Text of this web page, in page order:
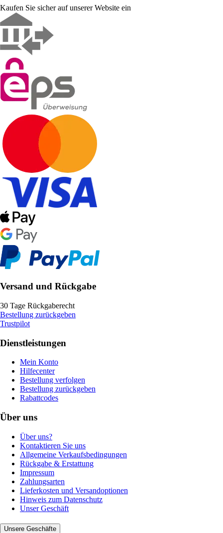
Kaufen Sie sicher auf unserer Website ein
Versand und Rückgabe
30 Tage Rückgaberecht
Bestellung zurückgeben
Trustpilot
Dienstleistungen
Mein Konto
Hilfecenter
Bestellung verfolgen
Bestellung zurückgeben
Rabattcodes
Über uns
Über uns?
Kontaktieren Sie uns
Allgemeine Verkaufsbedingungen
Rückgabe & Erstattung
Impressum
Zahlungsarten
Lieferkosten und Versandoptionen
Hinweis zum Datenschutz
Unser Geschäft
Unsere Geschäfte